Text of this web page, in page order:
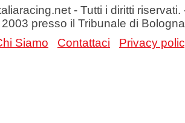
- Tutti i diritti
presso il Tribunale di Bologna
Siamo Contattaci Privacy